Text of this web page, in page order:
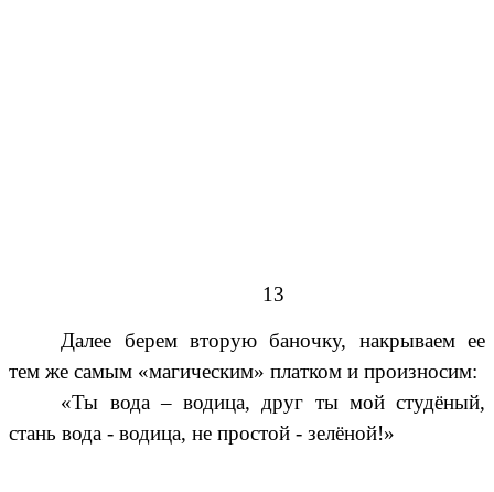
13
Далее берем вторую баночку, накрываем ее
тем же самым «магическим» платком и произносим:
«Ты вода – водица, друг ты мой студёный,
стань вода - водица, не простой - зелёной!»